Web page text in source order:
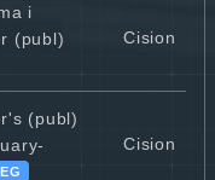
i
(publ)
Cision
(publ)
Cision